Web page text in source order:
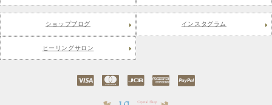
ショップブログ インスタグラム
ヒーリングサロン